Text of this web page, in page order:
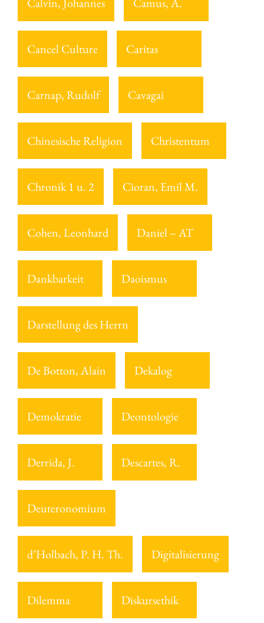
Cancel Culture Caritas
Carnap, Rudolf Cavagai
Chinesische Religion Christentum
Chronik 1 u. 2 Cioran, Emil M.
Cohen, Leonhard Daniel – AT
Dankbarkeit Daoismus
Darstellung des Herrn
De Botton, Alain Dekalog
Demokratie Deontologie
Derrida, J. Descartes, R.
Deuteronomium
d’Holbach, P. H. Th. Digitalisierung
Dilemma Diskursethik